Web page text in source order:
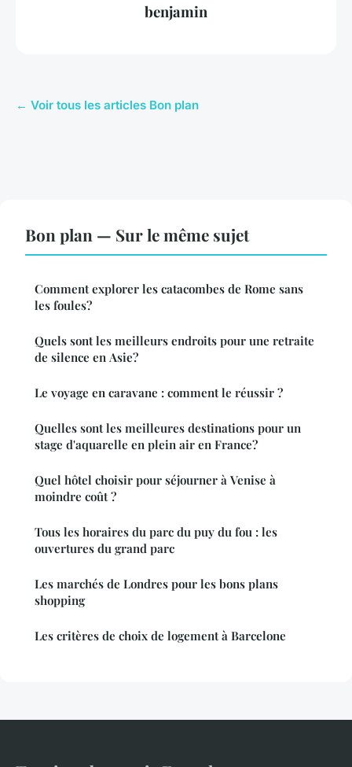
benjamin
← Voir tous les articles Bon plan
Bon plan — Sur le même sujet
Comment explorer les catacombes de Rome sans
les foules?
Quels sont les meilleurs endroits pour une retraite
de silence en Asie?
Le voyage en caravane : comment le réussir ?
Quelles sont les meilleures destinations pour un
stage d'aquarelle en plein air en France?
Quel hôtel choisir pour séjourner à Venise à
moindre coût ?
Tous les horaires du parc du puy du fou : les
ouvertures du grand parc
Les marchés de Londres pour les bons plans
shopping
Les critères de choix de logement à Barcelone